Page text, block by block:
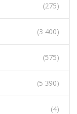
(275)
(3 400)
(575)
(5 390)
(4)